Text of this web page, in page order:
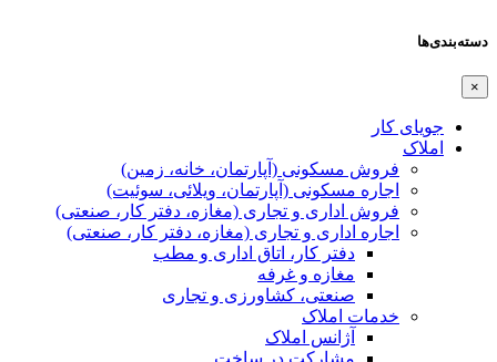
دسته‌بندی‌ها
جویای کار
املاک
فروش مسکونی (آپارتمان، خانه، زمین)
اجاره مسکونی (آپارتمان، ویلائی، سوئیت)
فروش اداری و تجاری (مغازه، دفتر کار، صنعتی)
اجاره اداری و تجاری (مغازه، دفتر کار، صنعتی)
دفتر کار، اتاق اداری و مطب
مغازه و غرفه
صنعتی،‌ کشاورزی و تجاری
خدمات املاک
آژانس املاک